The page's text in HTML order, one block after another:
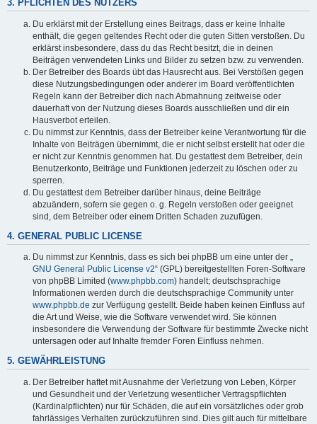
3. PFLICHTEN DES NUTZERS
Du erklärst mit der Erstellung eines Beitrags, dass er keine Inhalte
enthält, die gegen geltendes Recht oder die guten Sitten verstoßen. Du
erklärst insbesondere, dass du das Recht besitzt, die in deinen
Beiträgen verwendeten Links und Bilder zu setzen bzw. zu verwenden.
Der Betreiber des Boards übt das Hausrecht aus. Bei Verstößen gegen
diese Nutzungsbedingungen oder anderer im Board veröffentlichten
Regeln kann der Betreiber dich nach Abmahnung zeitweise oder
dauerhaft von der Nutzung dieses Boards ausschließen und dir ein
Hausverbot erteilen.
Du nimmst zur Kenntnis, dass der Betreiber keine Verantwortung für die
Inhalte von Beiträgen übernimmt, die er nicht selbst erstellt hat oder die
er nicht zur Kenntnis genommen hat. Du gestattest dem Betreiber, dein
Benutzerkonto, Beiträge und Funktionen jederzeit zu löschen oder zu
sperren.
Du gestattest dem Betreiber darüber hinaus, deine Beiträge
abzuändern, sofern sie gegen o. g. Regeln verstoßen oder geeignet
sind, dem Betreiber oder einem Dritten Schaden zuzufügen.
4. GENERAL PUBLIC LICENSE
Du nimmst zur Kenntnis, dass es sich bei phpBB um eine unter der „
GNU General Public License v2“ (GPL) bereitgestellten Foren-Software
von phpBB Limited (www.phpbb.com) handelt; deutschsprachige
Informationen werden durch die deutschsprachige Community unter
www.phpbb.de zur Verfügung gestellt. Beide haben keinen Einfluss auf
die Art und Weise, wie die Software verwendet wird. Sie können
insbesondere die Verwendung der Software für bestimmte Zwecke nicht
untersagen oder auf Inhalte fremder Foren Einfluss nehmen.
5. GEWÄHRLEISTUNG
Der Betreiber haftet mit Ausnahme der Verletzung von Leben, Körper
und Gesundheit und der Verletzung wesentlicher Vertragspflichten
(Kardinalpflichten) nur für Schäden, die auf ein vorsätzliches oder grob
fahrlässiges Verhalten zurückzuführen sind. Dies gilt auch für mittelbare